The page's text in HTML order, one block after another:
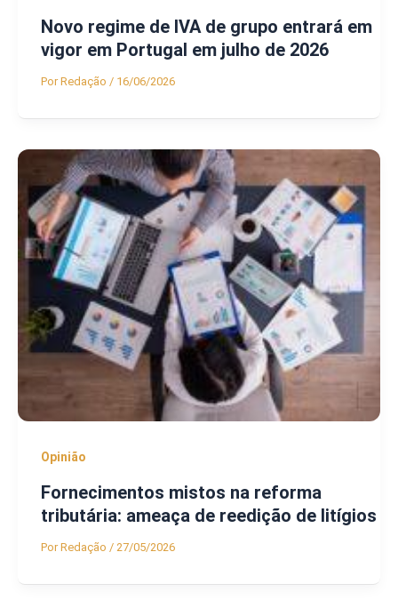
Novo regime de IVA de grupo entrará em
vigor em Portugal em julho de 2026
PorRedação / 16/06/2026
Opinião
Fornecimentos mistos na reforma
tributária: ameaça de reedição de litígios
PorRedação / 27/05/2026